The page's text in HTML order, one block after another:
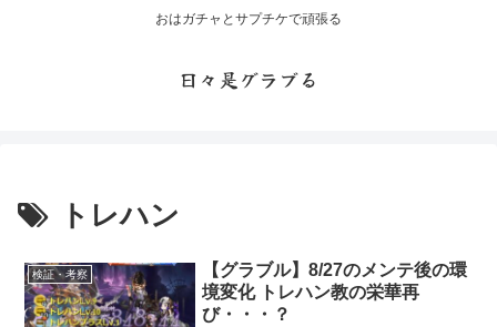
おはガチャとサプチケで頑張る
日々是グラブる
トレハン
検証・考察
【グラブル】8/27のメンテ後の環
境変化 トレハン教の栄華再
び・・・？